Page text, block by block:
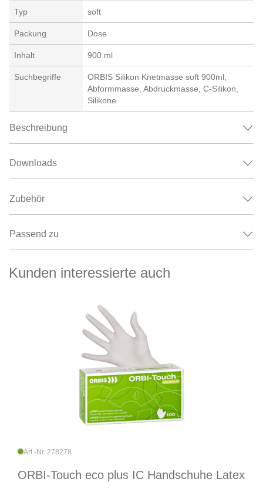
Typ soft
Packung Dose
Inhalt 900 ml
Suchbegriffe
ORBIS Silikon Knetmasse soft 900ml,
Abformmasse, Abdruckmasse, C-Silikon,
Silikone
Beschreibung
Downloads
Zubehör
Passend zu
Kunden interessierte auch
Art.-Nr. 278278
ORBI-Touch eco plus IC Handschuhe Latex